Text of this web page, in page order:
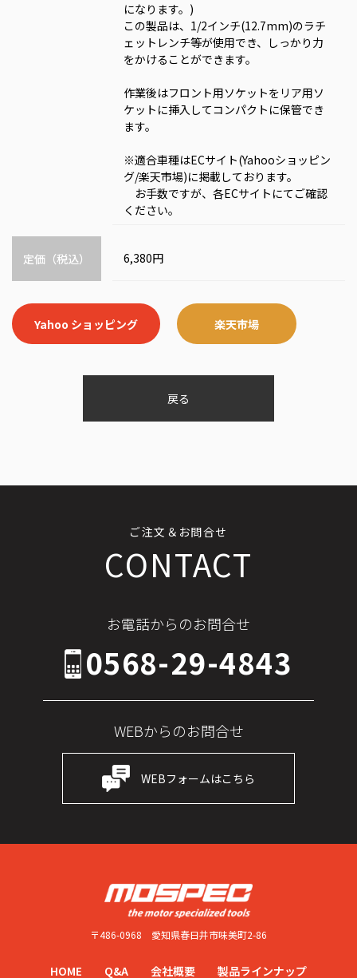
になります。)
この製品は、1/2インチ(12.7mm)のラチ
ェットレンチ等が使用でき、しっかり力
をかけることができます。
作業後はフロント用ソケットをリア用ソ
ケットに挿入してコンパクトに保管でき
ます。
※適合車種はECサイト(Yahooショッピン
グ/楽天市場)に掲載しております。
お手数ですが、各ECサイトにてご確認
ください。
定価（税込） 6,380円
Yahoo ショッピング 楽天市場
戻る
ご注文＆お問合せ
CONTACT
お電話からのお問合せ
0568-29-4843
WEBからのお問合せ
WEBフォームはこちら
〒486-0968 愛知県春日井市味美町2-86
HOME Q&A 会社概要 製品ラインナップ